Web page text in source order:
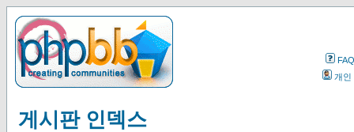
FAQ
개인
게시판 인덱스